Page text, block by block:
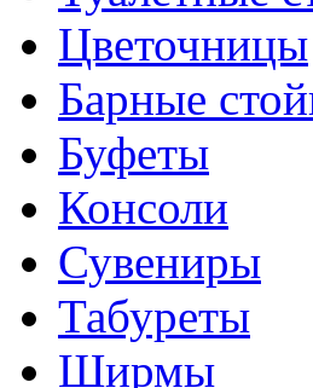
Цветочницы
Барные
Буфеты
Консоли
Сувениры
Табуреты
Ширмы